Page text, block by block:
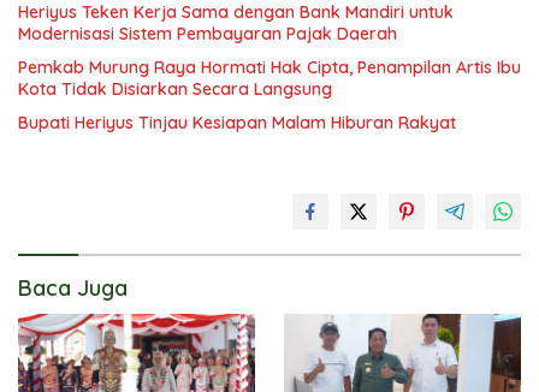
Heriyus Teken Kerja Sama dengan Bank Mandiri untuk
Modernisasi Sistem Pembayaran Pajak Daerah
Pemkab Murung Raya Hormati Hak Cipta, Penampilan Artis Ibu
Kota Tidak Disiarkan Secara Langsung
Bupati Heriyus Tinjau Kesiapan Malam Hiburan Rakyat
Baca Juga